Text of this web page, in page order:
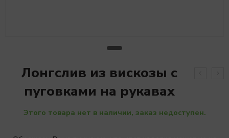
Лонгслив из вискозы с
пуговками на рукавах
Этого товара нет в наличии, заказ недоступен.